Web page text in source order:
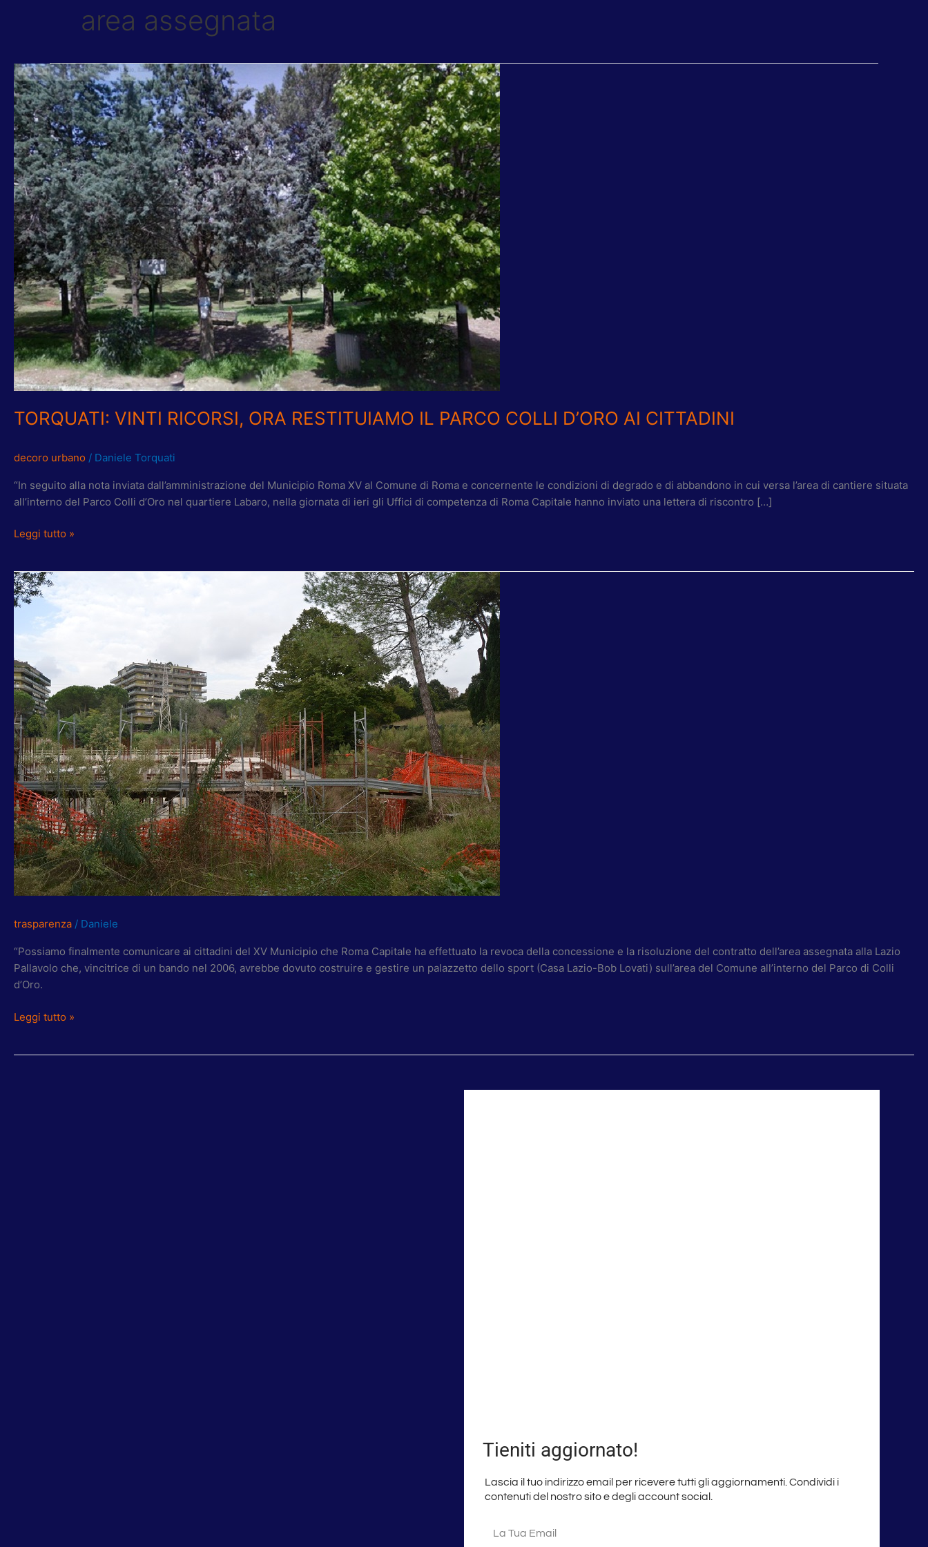
area assegnata
TORQUATI: VINTI RICORSI, ORA RESTITUIAMO IL PARCO COLLI D’ORO AI CITTADINI
decoro urbano / Daniele Torquati
“In seguito alla nota inviata dall’amministrazione del Municipio Roma XV al Comune di Roma e concernente le condizioni di degrado e di abbandono in cui versa l’area di cantiere situata
all’interno del Parco Colli d’Oro nel quartiere Labaro, nella giornata di ieri gli Uffici di competenza di Roma Capitale hanno inviato una lettera di riscontro […]
TORQUATI:
VINTI
RICORSI,
ORA
RESTITUIAMO
IL
PARCO
COLLI
D’ORO
AI
CITTADINI
Leggi tutto »
trasparenza / Daniele
“Possiamo finalmente comunicare ai cittadini del XV Municipio che Roma Capitale ha effettuato la revoca della concessione e la risoluzione del contratto dell’area assegnata alla Lazio
Pallavolo che, vincitrice di un bando nel 2006, avrebbe dovuto costruire e gestire un palazzetto dello sport (Casa Lazio-Bob Lovati) sull’area del Comune all’interno del Parco di Colli
d’Oro.
COZZA-
CHIRIZZI:
COMUNE
REVOCA
PALAZZETTO
DELLO
SPORT
COLLI
D’ORO.
ORA
NUOVO
BANDO
Leggi tutto »
Tieniti aggiornato!
Lascia il tuo indirizzo email per ricevere tutti gli aggiornamenti. Condividi i
contenuti del nostro sito e degli account social.
tua